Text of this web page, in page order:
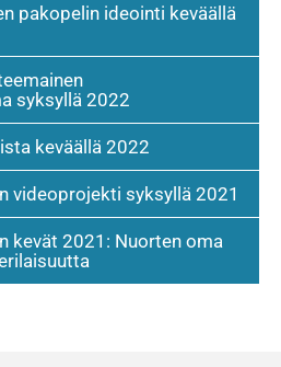
pakopelin ideointi keväällä
syksyllä 2022
keväällä 2022
videoprojekti syksyllä 2021
kevät 2021: Nuorten oma